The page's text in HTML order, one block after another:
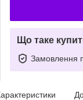
Що таке
Замовлення